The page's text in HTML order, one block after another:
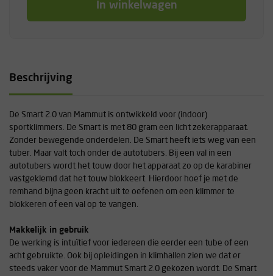
In winkelwagen
Beschrijving
De Smart 2.0 van Mammut is ontwikkeld voor (indoor)
sportklimmers. De Smart is met 80 gram een licht zekerapparaat.
Zonder bewegende onderdelen. De Smart heeft iets weg van een
tuber. Maar valt toch onder de autotubers. Bij een val in een
autotubers wordt het touw door het apparaat zo op de karabiner
vastgeklemd dat het touw blokkeert. Hierdoor hoef je met de
remhand bijna geen kracht uit te oefenen om een klimmer te
blokkeren of een val op te vangen.
Makkelijk in gebruik
De werking is intuïtief voor iedereen die eerder een tube of een
acht gebruikte. Ook bij opleidingen in klimhallen zien we dat er
steeds vaker voor de Mammut Smart 2.0 gekozen wordt. De Smart